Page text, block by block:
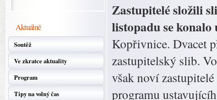
Aktuálně
Soutěž
Ve zkratce aktuality
Program
Tipy na volný čas
Zastupitelé složili
listopadu se
Kopřivnice. Dvacet
zastupitelský slib.
však noví
programu